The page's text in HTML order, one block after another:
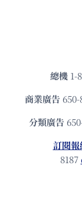
總機 1-
商業廣告
分類廣告
訂閱報
8187